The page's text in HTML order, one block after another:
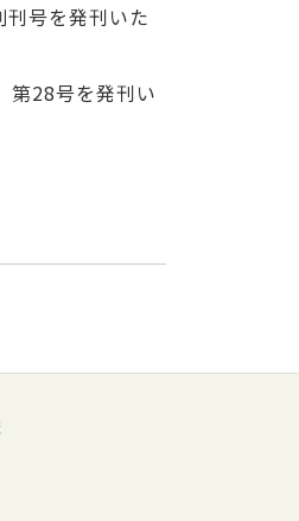
刊号を発刊いた
第28号を発刊い